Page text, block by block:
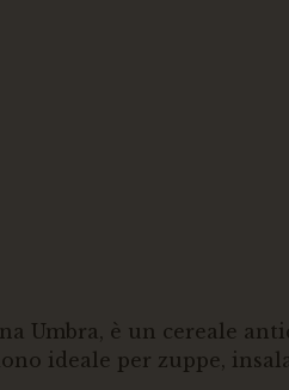
Umbra, è un cereale
ideale per zuppe,